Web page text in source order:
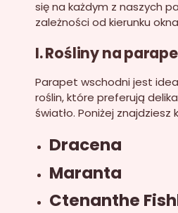
się na każdym z naszych
zależności od kierunku
I. Rośliny na
Parapet wschodni jest
roślin, które preferują
światło. Poniżej znajdziesz
Dracena
Maranta
Ctenanthe